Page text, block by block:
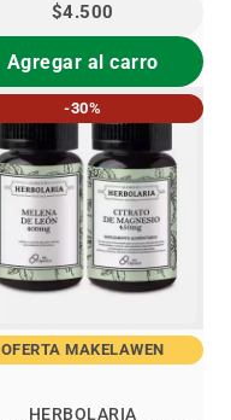
$4.500
Agregar al carro
-30%
OFERTA MAKELAWEN
HERBOLARIA